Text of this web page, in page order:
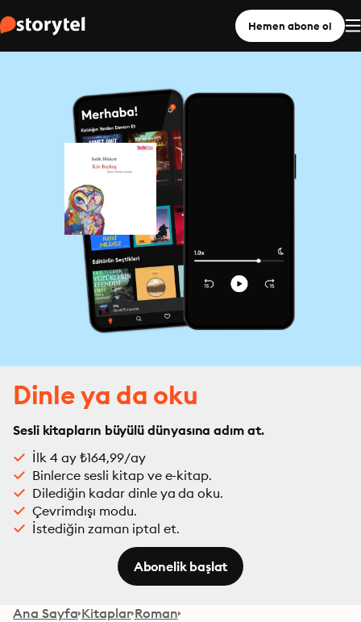
Hemen abone ol
Dinle ya da oku
Sesli kitapların büyülü dünyasına adım at.
İlk 4 ay ₺164,99/ay
Binlerce sesli kitap ve e-kitap.
Dilediğin kadar dinle ya da oku.
Çevrimdışı modu.
İstediğin zaman iptal et.
Abonelik başlat
Ana Sayfa Kitaplar Roman